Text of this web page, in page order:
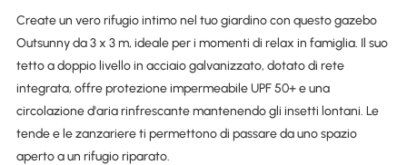
Create un vero rifugio intimo nel tuo giardino con questo gazebo
Outsunny da 3 x 3 m, ideale per i momenti di relax in famiglia. Il suo
tetto a doppio livello in acciaio galvanizzato, dotato di rete
integrata, offre protezione impermeabile UPF 50+ e una
circolazione d'aria rinfrescante mantenendo gli insetti lontani. Le
tende e le zanzariere ti permettono di passare da uno spazio
aperto a un rifugio riparato.